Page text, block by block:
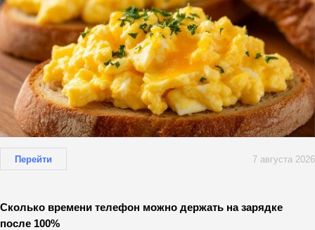
Перейти 7 августа 2026
Сколько времени телефон можно держать на зарядке
после 100%